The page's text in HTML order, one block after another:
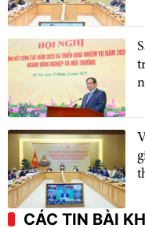
CÁC TIN BÀI